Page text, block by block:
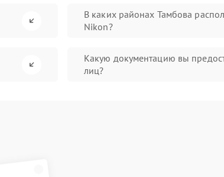
В каких районах Тамбова
Nikon?
Какую документацию вы
лиц?